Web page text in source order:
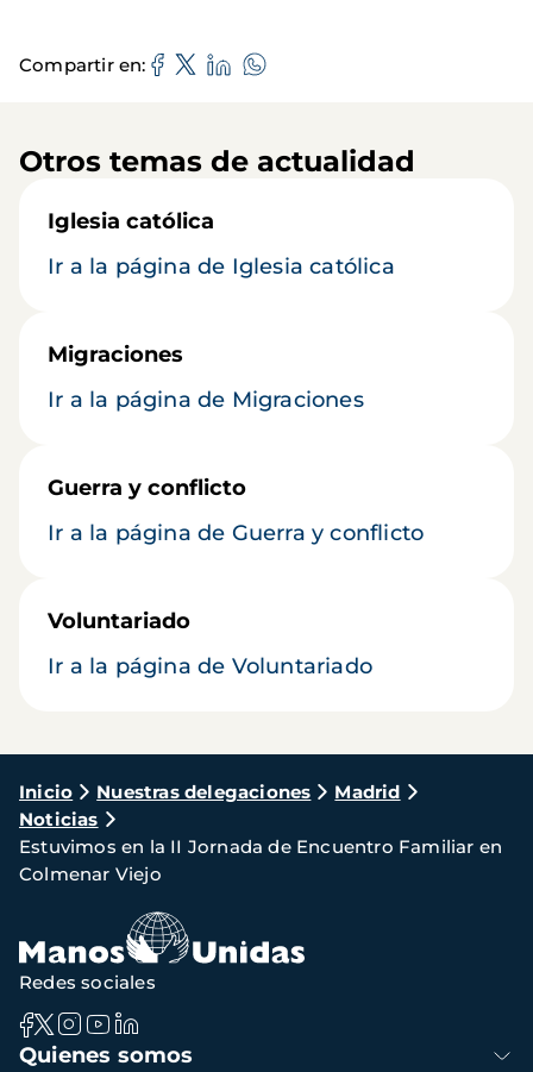
Compartir en
Otros temas de actualidad
Iglesia católica
Ir a la página de Iglesia católica
Migraciones
Ir a la página de Migraciones
Guerra y conflicto
Ir a la página de Guerra y conflicto
Voluntariado
Ir a la página de Voluntariado
Ruta
de
navegación
Inicio Nuestras delegaciones
Madrid
Noticias
Estuvimos en la II Jornada de Encuentro Familiar en
Colmenar Viejo
Navegación
Quienes somos
Redes sociales